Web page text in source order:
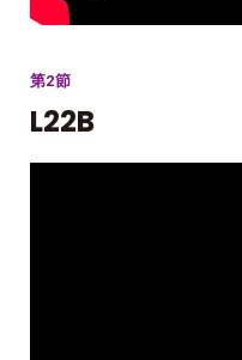
第2節
L22B